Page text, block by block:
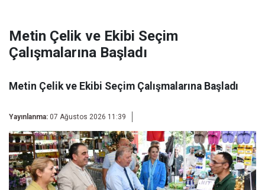
Metin Çelik ve Ekibi Seçim
Çalışmalarına Başladı
Metin Çelik ve Ekibi Seçim Çalışmalarına Başladı
Yayınlanma: 07 Ağustos 2026 11:39